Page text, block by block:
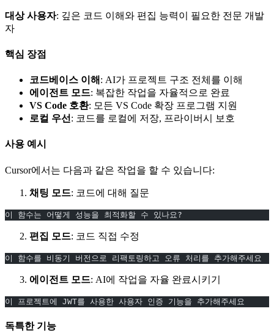
대상 사용자: 깊은 코드 이해와 편집 능력이 필요한 전문 개발
자
핵심 장점
코드베이스 이해 : AI가 프로젝트 구조 전체를 이해
에이전트 모드: 복잡한 작업을 자율적으로 완료
VS Code 호환: 모든 VS Code 확장 프로그램 지원
로컬 우선 : 코드를 로컬에 저장, 프라이버시 보호
사용 예시
Cursor에서는 다음과 같은 작업을 할 수 있습니다:
채팅 모드: 코드에 대해 질문
이 함수는 어떻게 성능을 최적화할 수 있나요?
편집 모드: 코드 직접 수정
이 함수를 비동기 버전으로 리팩토링하고 오류 처리를 추가해주세요
에이전트 모드: AI에 작업을 자율 완료시키기
이 프로젝트에 JWT를 사용한 사용자 인증 기능을 추가해주세요
독특한 기능